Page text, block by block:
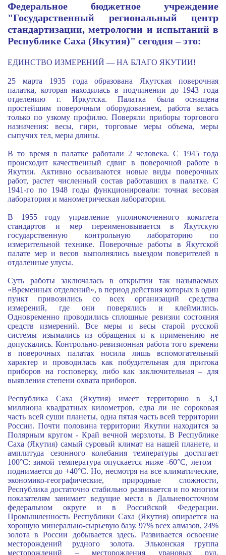
Федеральное бюджетное учреждение
"Государственный региональный центр
стандартизации, метрологии и испытаний в
Республике Саха (Якутия)" сегодня – это:
ЕДИНСТВО ИЗМЕРЕНИЙ — НА БЛАГО ЯКУТИИ!
25 марта 1935 года образована Якутская поверочная
палатка, которая находилась в подчинении до 1943 года
отделению г. Иркутска. Палатка была оснащена
простейшим поверочным оборудованием, работа велась
только по узкому профилю. Поверяли приборы торгового
назначения: весы, гири, торговые меры объема, меры
сыпучих тел, меры длины.
В то время в палатке работали 2 человека. С 1945 года
происходит качественный сдвиг в поверочной работе в
Якутии. Активно осваиваются новые виды поверочных
работ, растет численный состав работавших в палатке. С
1941-го по 1948 годы функционировали: точная весовая
лаборатория и манометрическая лаборатория.
В 1955 году управление уполномоченного комитета
стандартов и мер переименовывается в Якутскую
государственную контрольную лабораторию по
измерительной технике. Поверочные работы в Якутской
палате мер и весов выполнялись выездом поверителей в
отдаленные улусы.
Суть работы заключалась в открытии так называемых
«Временных отделений», в период действия которых в один
пункт привозились со всех организаций средства
измерений, где они поверялись и клеймились.
Одновременно проводились сплошные ревизии состояния
средств измерений. Все меры и весы старой русской
системы изымались из обращения и к применению не
допускались. Контрольно-ревизионная работа того времени
в поверочных палатах носила лишь вспомогательный
характер и проводилась как побудительная для притока
приборов на госповерку, либо как заключительная – для
выявления степени охвата приборов.
Республика Саха (Якутия) имеет территорию в 3,1
миллиона квадратных километров, едва ли не сороковая
часть всей суши планеты, одна пятая часть всей территории
России. Почти половина территории Якутии находится за
Полярным кругом - Край вечной мерзлоты. В Республике
Саха (Якутия) самый суровый климат на нашей планете, и
амплитуда сезонного колебания температуры достигает
100°С: зимой температура опускается ниже -60°С, летом –
поднимается до +40°С. Но, несмотря на все климатические,
экономико-географические, природные сложности,
Республика достаточно стабильно развивается и по многим
показателям занимает ведущие места в Дальневосточном
федеральном округе и в Российской Федерации.
Промышленность Республики Саха (Якутия) опирается на
хорошую минерально-сырьевую базу. 97% всех алмазов, 24%
золота в России добывается здесь. Развивается освоение
месторождений рудного золота. Эльконская группа
месторождений – месторождения урановых руд,